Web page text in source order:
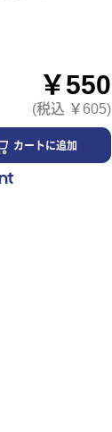
￥550
(税込 ￥605)
カートに追加